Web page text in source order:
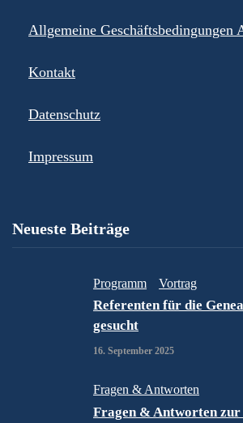
Allgemeine Geschäftsbedingungen
Kontakt
Datenschutz
Impressum
Neueste Beiträge
Programm Vortrag
Referenten für die
gesucht
16. September 2025
Fragen & Antworten
Fragen & Antworten zur